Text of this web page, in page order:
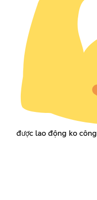
được lao động ko công